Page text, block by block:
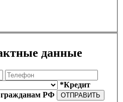
данные
*Кредит
гражданам РФ
ОТПРАВИТЬ